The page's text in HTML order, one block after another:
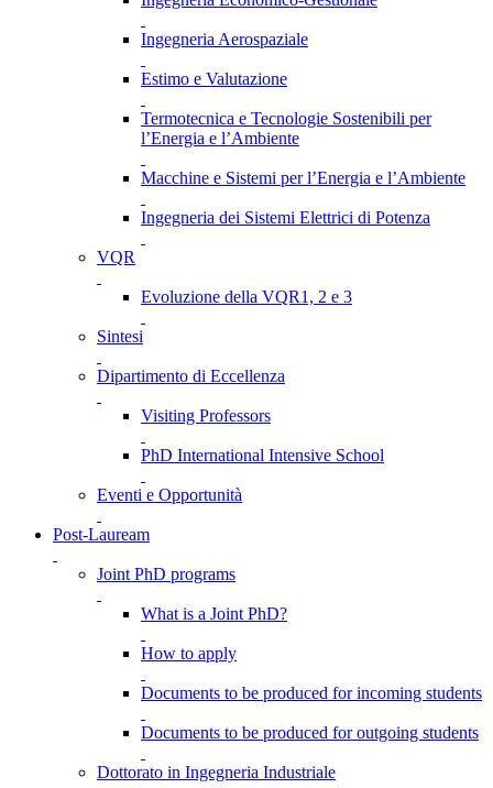
Ingegneria Aerospaziale
Estimo e Valutazione
Termotecnica e Tecnologie Sostenibili per
l’Energia e l’Ambiente
Macchine e Sistemi per l’Energia e l’Ambiente
Ingegneria dei Sistemi Elettrici di Potenza
VQR
Evoluzione della VQR1, 2 e 3
Sintesi
Dipartimento di Eccellenza
Visiting Professors
PhD International Intensive School
Eventi e Opportunità
Post-Lauream
Joint PhD programs
What is a Joint PhD?
How to apply
Documents to be produced for incoming students
Documents to be produced for outgoing students
Dottorato in Ingegneria Industriale